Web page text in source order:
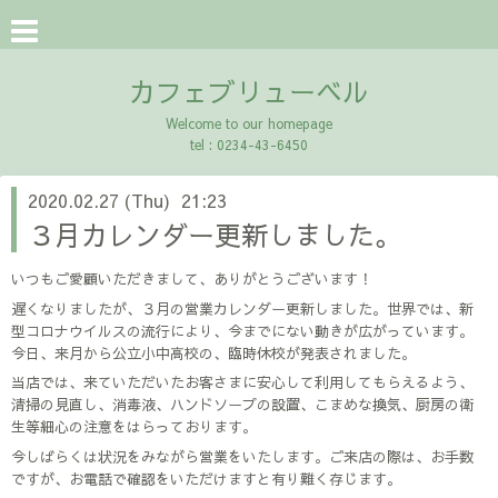
カフェブリューベル
Welcome to our homepage
tel : 0234-43-6450
2020.02.27 (Thu) 21:23
３月カレンダー更新しました。
いつもご愛顧いただきまして、ありがとうございます！
遅くなりましたが、３月の営業カレンダー更新しました。世界では、新
型コロナウイルスの流行により、今までにない動きが広がっています。
今日、来月から公立小中高校の、臨時休校が発表されました。
当店では、来ていただいたお客さまに安心して利用してもらえるよう、
清掃の見直し、消毒液、ハンドソープの設置、こまめな換気、厨房の衛
生等細心の注意をはらっております。
今しばらくは状況をみながら営業をいたします。ご来店の際は、お手数
ですが、お電話で確認をいただけますと有り難く存じます。